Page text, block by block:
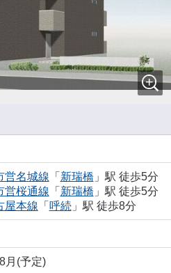
営名城線 「 新瑞橋 」駅 徒歩5分
営桜通線 「 新瑞橋 」駅 徒歩5分
屋本線 「 呼続」駅 徒歩8分
月(予定)